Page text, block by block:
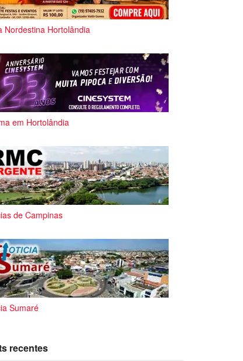
Nordestina Hortolândia
em Hortolândia
de Campinas
Sumaré
recentes